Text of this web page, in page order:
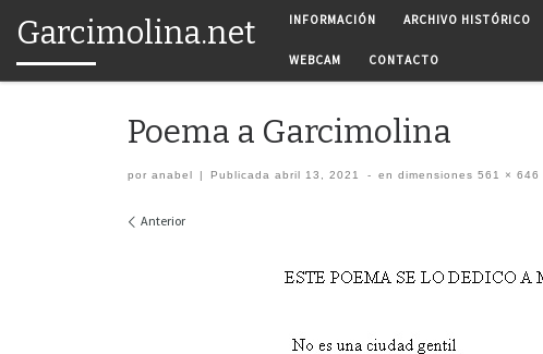
Saltar al contenido
Garcimolina.net INFORMACIÓN ARCHIVO HISTÓRICO
WEBCAM CONTACTO
Poema a Garcimolina
por anabel | Publicadaabril 13, 2021 - en dimensiones 561 × 646
Navegación de imágenes
Anterior